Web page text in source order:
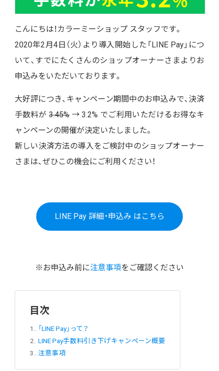
こんにちは！カラーミーショップ スタッフです。
2020年2月4日（火）より導入開始した「LINE Pay」につ
いて、すでにたくさんのショップオーナーさまよりお
申込みをいただいております。
大好評につき、キャンペーン期間中のお申込みで、 決済
手数料が3.45%→3.2% でご利用いただけるお得なキ
ャンペーンの開催が決定いたしました。
新しい決済方法の導入をご検討中のショップオーナー
さまは、ぜひこの機会にご利用ください！
LINE Pay 詳細・申込み はこちら
※お申込み前に注意事項をご確認ください
目次
1.
「LINE Pay」って？
2.
LINE Pay手数料引き下げキャンペーン概要
3.
注意事項